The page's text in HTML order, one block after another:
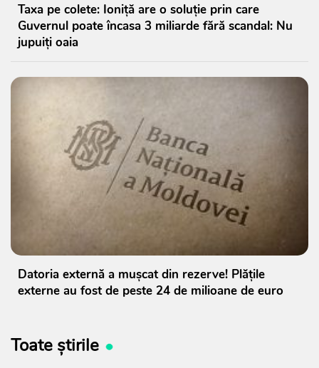
Taxa pe colete: Ioniță are o soluție prin care
Guvernul poate încasa 3 miliarde fără scandal: Nu
jupuiți oaia
Datoria externă a mușcat din rezerve! Plățile
externe au fost de peste 24 de milioane de euro
Toate știrile